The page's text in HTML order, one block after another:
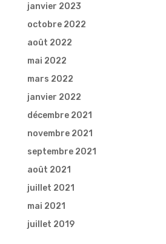
janvier 2023
octobre 2022
août 2022
mai 2022
mars 2022
janvier 2022
décembre 2021
novembre 2021
septembre 2021
août 2021
juillet 2021
mai 2021
juillet 2019